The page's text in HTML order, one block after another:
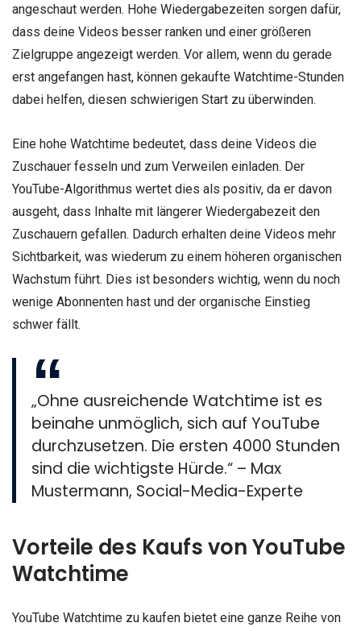
angeschaut werden. Hohe Wiedergabezeiten sorgen dafür,
dass deine Videos besser ranken und einer größeren
Zielgruppe angezeigt werden. Vor allem, wenn du gerade
erst angefangen hast, können gekaufte Watchtime-Stunden
dabei helfen, diesen schwierigen Start zu überwinden.
Eine hohe Watchtime bedeutet, dass deine Videos die
Zuschauer fesseln und zum Verweilen einladen. Der
YouTube-Algorithmus wertet dies als positiv, da er davon
ausgeht, dass Inhalte mit längerer Wiedergabezeit den
Zuschauern gefallen. Dadurch erhalten deine Videos mehr
Sichtbarkeit, was wiederum zu einem höheren organischen
Wachstum führt. Dies ist besonders wichtig, wenn du noch
wenige Abonnenten hast und der organische Einstieg
schwer fällt.
„Ohne ausreichende Watchtime ist es
beinahe unmöglich, sich auf YouTube
durchzusetzen. Die ersten 4000 Stunden
sind die wichtigste Hürde.“ – Max
Mustermann, Social-Media-Experte
Vorteile des Kaufs von YouTube
Watchtime
YouTube Watchtime zu kaufen bietet eine ganze Reihe von